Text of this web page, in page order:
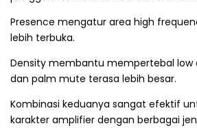
Presence mengatur area high
lebih terbuka.
Density membantu mempertebal low
dan palm mute terasa lebih besar.
Kombinasi keduanya sangat efektif
karakter amplifier dengan berbagai